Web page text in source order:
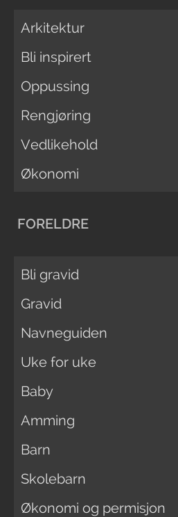
Arkitektur
Bli inspirert
Oppussing
Rengjøring
Vedlikehold
Økonomi
FORELDRE
Bli gravid
Gravid
Navneguiden
Uke for uke
Baby
Amming
Barn
Skolebarn
Økonomi og permisjon